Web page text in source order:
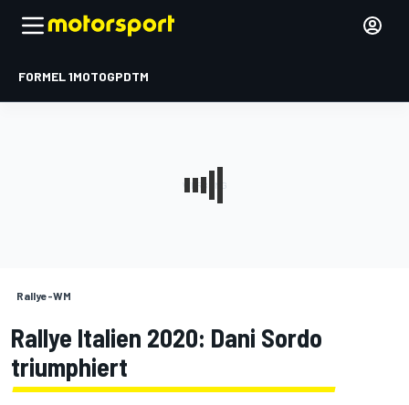
FORMEL 1MOTOGPDTM
Rallye-WM
Rallye Italien 2020: Dani Sordo
triumphiert